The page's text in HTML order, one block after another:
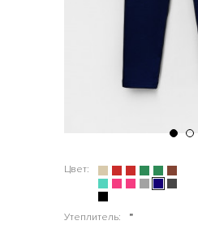
Цвет:
Утеплитель:
"